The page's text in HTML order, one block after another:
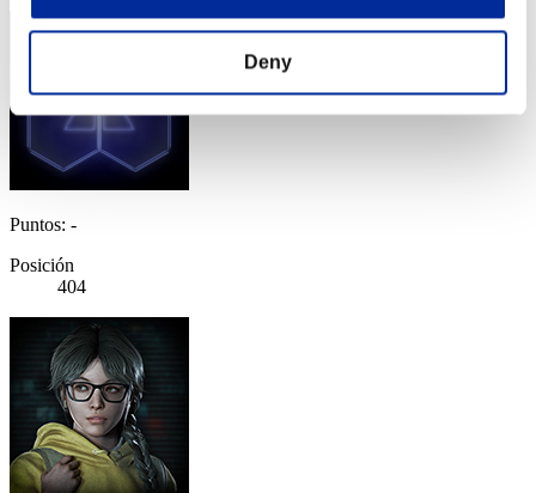
Deny
Puntos: -
Posición
404